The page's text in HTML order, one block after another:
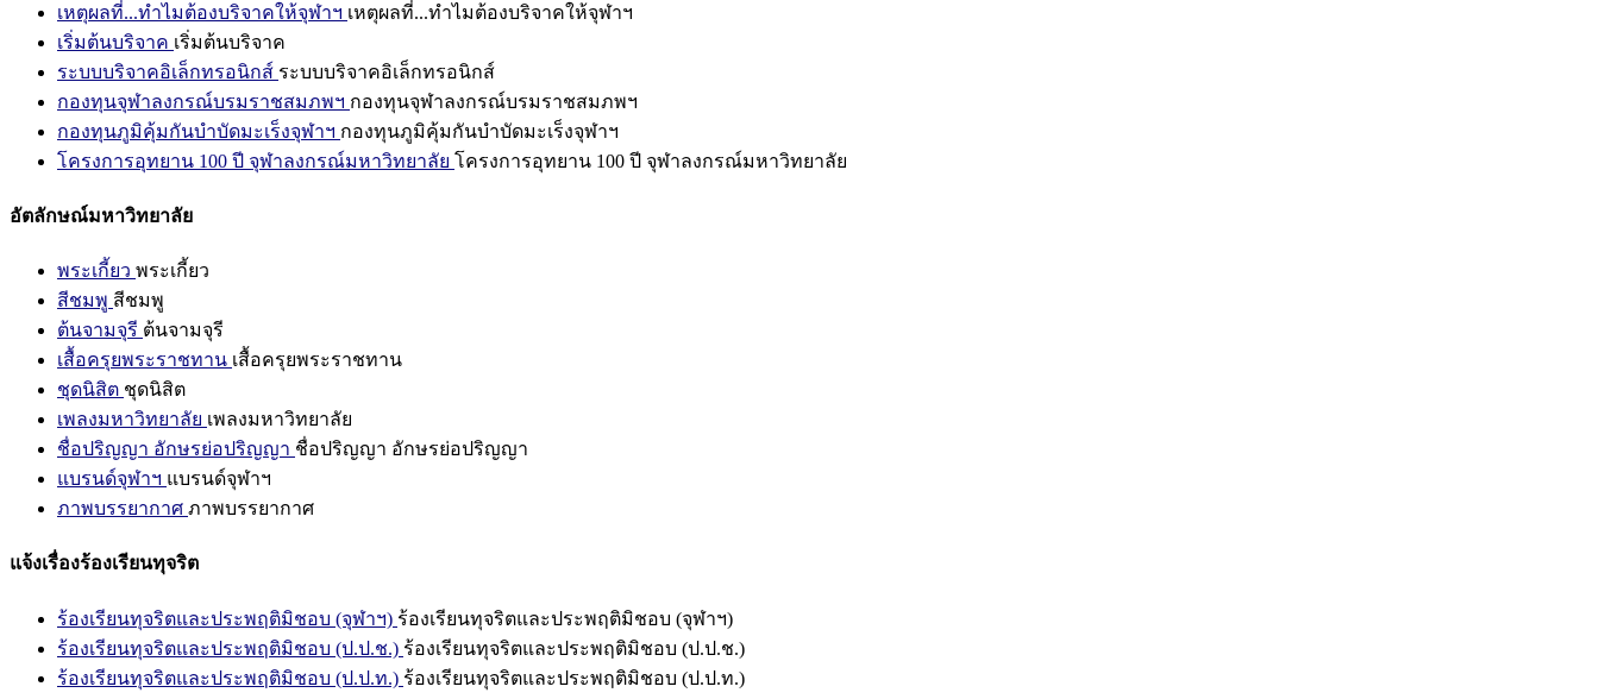
เหตุผลที่...ทำไมต้องบริจาคให้จุฬาฯ เหตุผลที่...ทำไมต้องบริจาคให้จุฬาฯ
เริ่มต้นบริจาค เริ่มต้นบริจาค
ระบบบริจาคอิเล็กทรอนิกส์ ระบบบริจาคอิเล็กทรอนิกส์
กองทุนจุฬาลงกรณ์บรมราชสมภพฯ กองทุนจุฬาลงกรณ์บรมราชสมภพฯ
กองทุนภูมิคุ้มกันบำบัดมะเร็งจุฬาฯ กองทุนภูมิคุ้มกันบำบัดมะเร็งจุฬาฯ
โครงการอุทยาน 100 ปี จุฬาลงกรณ์มหาวิทยาลัย โครงการอุทยาน 100 ปี จุฬาลงกรณ์มหาวิทยาลัย
อัตลักษณ์มหาวิทยาลัย
พระเกี้ยว พระเกี้ยว
สีชมพู สีชมพู
ต้นจามจุรี ต้นจามจุรี
เสื้อครุยพระราชทาน เสื้อครุยพระราชทาน
ชุดนิสิต ชุดนิสิต
เพลงมหาวิทยาลัย เพลงมหาวิทยาลัย
ชื่อปริญญา อักษรย่อปริญญา ชื่อปริญญา อักษรย่อปริญญา
แบรนด์จุฬาฯ แบรนด์จุฬาฯ
ภาพบรรยากาศ ภาพบรรยากาศ
แจ้งเรื่องร้องเรียนทุจริต
ร้องเรียนทุจริตและประพฤติมิชอบ (จุฬาฯ) ร้องเรียนทุจริตและประพฤติมิชอบ (จุฬาฯ)
ร้องเรียนทุจริตและประพฤติมิชอบ (ป.ป.ช.) ร้องเรียนทุจริตและประพฤติมิชอบ (ป.ป.ช.)
ร้องเรียนทุจริตและประพฤติมิชอบ (ป.ป.ท.) ร้องเรียนทุจริตและประพฤติมิชอบ (ป.ป.ท.)